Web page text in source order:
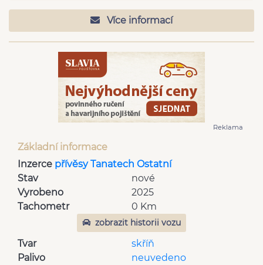
Více informací
Reklama
Základní informace
Inzerce přívěsy Tanatech Ostatní
Stav
nové
Vyrobeno
2025
Tachometr
0 Km
zobrazit historii vozu
Tvar
skříň
Palivo
neuvedeno